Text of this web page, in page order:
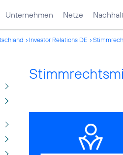
Unternehmen Netze
Investor Relations DE